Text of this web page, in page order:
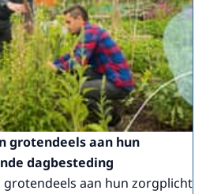
grotendeels aan hun
dagbesteding
aan hun zorgplicht